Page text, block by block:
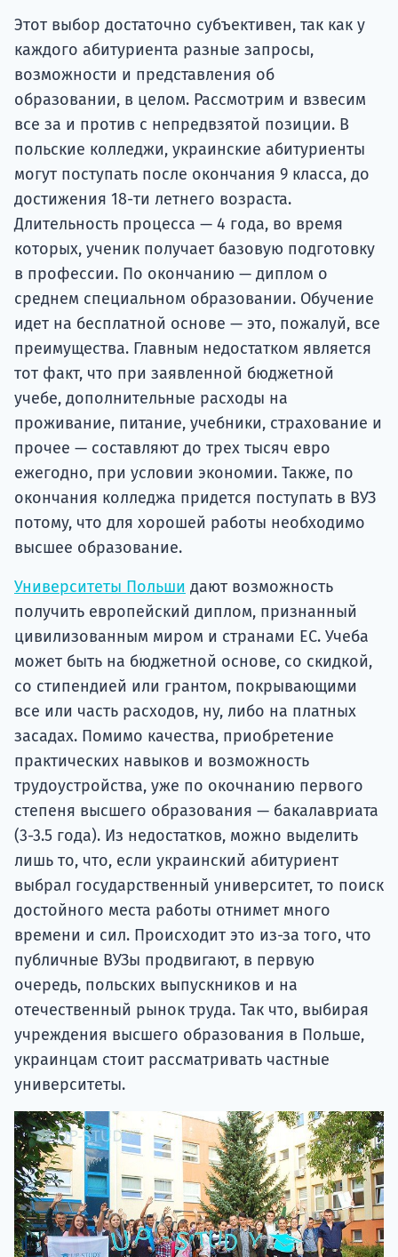
Этот выбор достаточно субъективен, так как у
каждого абитуриента разные запросы,
возможности и представления об
образовании, в целом. Рассмотрим и взвесим
все за и против с непредвзятой позиции. В
польские колледжи, украинские абитуриенты
могут поступать после окончания 9 класса, до
достижения 18-ти летнего возраста.
Длительность процесса — 4 года, во время
которых, ученик получает базовую подготовку
в профессии. По окончанию — диплом о
среднем специальном образовании. Обучение
идет на бесплатной основе — это, пожалуй, все
преимущества. Главным недостатком является
тот факт, что при заявленной бюджетной
учебе, дополнительные расходы на
проживание, питание, учебники, страхование и
прочее — составляют до трех тысяч евро
ежегодно, при условии экономии. Также, по
окончания колледжа придется поступать в ВУЗ
потому, что для хорошей работы необходимо
высшее образование.
Университеты Польши дают возможность
получить европейский диплом, признанный
цивилизованным миром и странами ЕС. Учеба
может быть на бюджетной основе, со скидкой,
со стипендией или грантом, покрывающими
все или часть расходов, ну, либо на платных
засадах. Помимо качества, приобретение
практических навыков и возможность
трудоустройства, уже по окочнанию первого
степеня высшего образования — бакалавриата
(3-3.5 года). Из недостатков, можно выделить
лишь то, что, если украинский абитуриент
выбрал государственный университет, то поиск
достойного места работы отнимет много
времени и сил. Происходит это из-за того, что
публичные ВУЗы продвигают, в первую
очередь, польских выпускников и на
отечественный рынок труда. Так что, выбирая
учреждения высшего образования в Польше,
украинцам стоит рассматривать частные
университеты.